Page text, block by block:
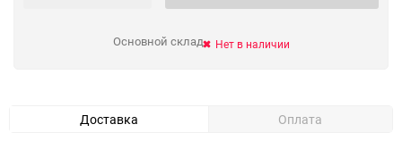
Основной склад Нет в наличии
Доставка Оплата